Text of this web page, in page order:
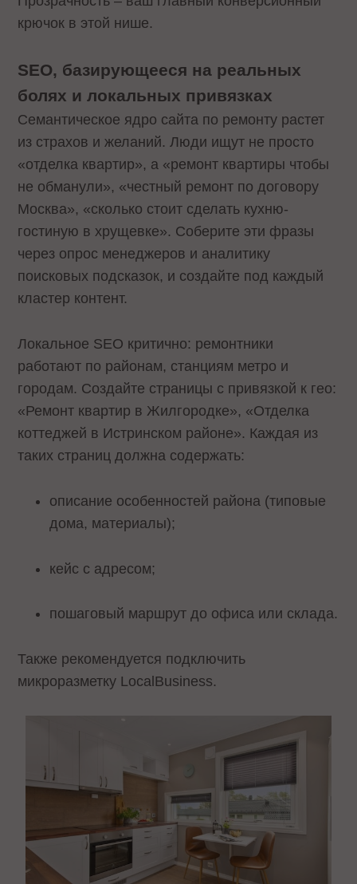
крючок в этой нише.
SEO, базирующееся на реальных
болях и локальных привязках
Семантическое ядро сайта по ремонту растет
из страхов и желаний. Люди ищут не просто
«отделка квартир», а «ремонт квартиры чтобы
не обманули», «честный ремонт по договору
Москва», «сколько стоит сделать кухню-
гостиную в хрущевке». Соберите эти фразы
через опрос менеджеров и аналитику
поисковых подсказок, и создайте под каждый
кластер контент.
Локальное SEO критично: ремонтники
работают по районам, станциям метро и
городам. Создайте страницы с привязкой к гео:
«Ремонт квартир в Жилгородке», «Отделка
коттеджей в Истринском районе». Каждая из
таких страниц должна содержать:
описание особенностей района (типовые
дома, материалы);
кейс с адресом;
пошаговый маршрут до офиса или склада.
Также рекомендуется подключить
микроразметку LocalBusiness.